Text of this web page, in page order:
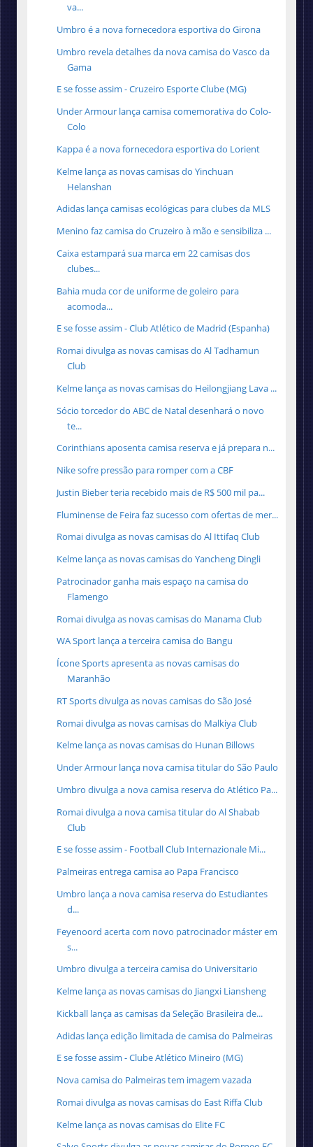
va...
Umbro é a nova fornecedora esportiva do Girona
Umbro revela detalhes da nova camisa do Vasco da
Gama
E se fosse assim - Cruzeiro Esporte Clube (MG)
Under Armour lança camisa comemorativa do Colo-
Colo
Kappa é a nova fornecedora esportiva do Lorient
Kelme lança as novas camisas do Yinchuan
Helanshan
Adidas lança camisas ecológicas para clubes da MLS
Menino faz camisa do Cruzeiro à mão e sensibiliza ...
Caixa estampará sua marca em 22 camisas dos
clubes...
Bahia muda cor de uniforme de goleiro para
acomoda...
E se fosse assim - Club Atlético de Madrid (Espanha)
Romai divulga as novas camisas do Al Tadhamun
Club
Kelme lança as novas camisas do Heilongjiang Lava ...
Sócio torcedor do ABC de Natal desenhará o novo
te...
Corinthians aposenta camisa reserva e já prepara n...
Nike sofre pressão para romper com a CBF
Justin Bieber teria recebido mais de R$ 500 mil pa...
Fluminense de Feira faz sucesso com ofertas de mer...
Romai divulga as novas camisas do Al Ittifaq Club
Kelme lança as novas camisas do Yancheng Dingli
Patrocinador ganha mais espaço na camisa do
Flamengo
Romai divulga as novas camisas do Manama Club
WA Sport lança a terceira camisa do Bangu
Ícone Sports apresenta as novas camisas do
Maranhão
RT Sports divulga as novas camisas do São José
Romai divulga as novas camisas do Malkiya Club
Kelme lança as novas camisas do Hunan Billows
Under Armour lança nova camisa titular do São Paulo
Umbro divulga a nova camisa reserva do Atlético Pa...
Romai divulga a nova camisa titular do Al Shabab
Club
E se fosse assim - Football Club Internazionale Mi...
Palmeiras entrega camisa ao Papa Francisco
Umbro lança a nova camisa reserva do Estudiantes
d...
Feyenoord acerta com novo patrocinador máster em
s...
Umbro divulga a terceira camisa do Universitario
Kelme lança as novas camisas do Jiangxi Liansheng
Kickball lança as camisas da Seleção Brasileira de...
Adidas lança edição limitada de camisa do Palmeiras
E se fosse assim - Clube Atlético Mineiro (MG)
Nova camisa do Palmeiras tem imagem vazada
Romai divulga as novas camisas do East Riffa Club
Kelme lança as novas camisas do Elite FC